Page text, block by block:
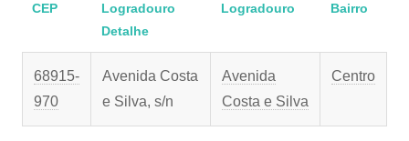
CEP
Logradouro
Detalhe
Logradouro Bairro
68915-
970
Avenida Costa
e Silva, s/n
Avenida
Costa e Silva
Centro